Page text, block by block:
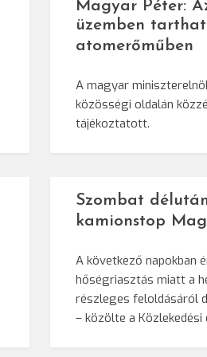
Magyar Péter:
üzemben
atomerőműben
A magyar
közösségi oldalán
tájékoztatott.
Szombat
kamionstop
A következő napokban
hőségriasztás miatt a
részleges feloldásáról
– közölte a Közlekedési